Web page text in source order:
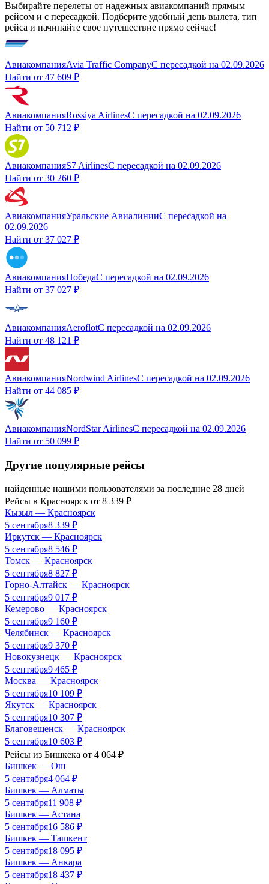
Выбирайте перелеты от надежных авиакомпаний прямым
рейсом и с пересадкой. Подберите удобный день вылета, тип
рейса и начинайте свое путешествие прямо сейчас!
АвиакомпанияAvia Traffic CompanyС пересадкой на 02.09.2026
Найти от 47 609 ₽
АвиакомпанияRossiya AirlinesС пересадкой на 02.09.2026
Найти от 50 712 ₽
АвиакомпанияS7 AirlinesС пересадкой на 02.09.2026
Найти от 30 260 ₽
АвиакомпанияУральские АвиалинииС пересадкой на
02.09.2026
Найти от 37 027 ₽
АвиакомпанияПобедаС пересадкой на 02.09.2026
Найти от 37 027 ₽
АвиакомпанияAeroflotС пересадкой на 02.09.2026
Найти от 48 121 ₽
АвиакомпанияNordwind AirlinesС пересадкой на 02.09.2026
Найти от 44 085 ₽
АвиакомпанияNordStar AirlinesС пересадкой на 02.09.2026
Найти от 50 099 ₽
Другие популярные рейсы
найденные нашими пользователями за последние 28 дней
Рейсы в Красноярск от 8 339 ₽
Кызыл — Красноярск
5 сентября8 339 ₽
Иркутск — Красноярск
5 сентября8 546 ₽
Томск — Красноярск
5 сентября8 827 ₽
Горно-Алтайск — Красноярск
5 сентября9 017 ₽
Кемерово — Красноярск
5 сентября9 160 ₽
Челябинск — Красноярск
5 сентября9 370 ₽
Новокузнецк — Красноярск
5 сентября9 465 ₽
Москва — Красноярск
5 сентября10 109 ₽
Якутск — Красноярск
5 сентября10 307 ₽
Благовещенск — Красноярск
5 сентября10 603 ₽
Рейсы из Бишкека от 4 064 ₽
Бишкек — Ош
5 сентября4 064 ₽
Бишкек — Алматы
5 сентября11 908 ₽
Бишкек — Астана
5 сентября16 586 ₽
Бишкек — Ташкент
5 сентября18 095 ₽
Бишкек — Анкара
5 сентября18 437 ₽